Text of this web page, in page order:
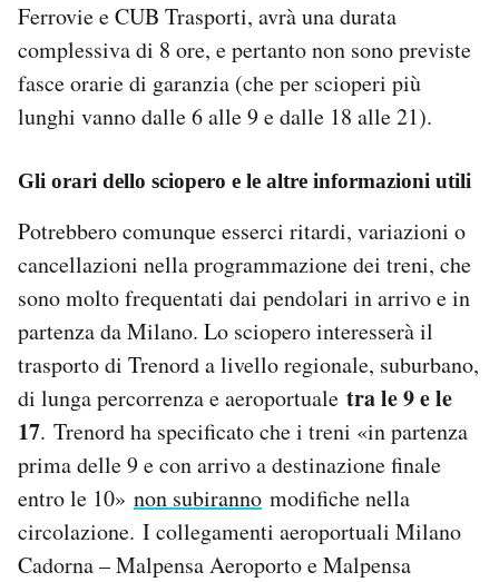
AREA PERSONALE
Area Personale
Notifiche mobile
Hai bisogno di aiuto?
Ferrovie e CUB Trasporti, avrà una durata
complessiva di 8 ore, e pertanto non sono previste
fasce orarie di garanzia (che per scioperi più
lunghi vanno dalle 6 alle 9 e dalle 18 alle 21).
Gli orari dello sciopero e le altre informazioni utili
Potrebbero comunque esserci ritardi, variazioni o
cancellazioni nella programmazione dei treni, che
sono molto frequentati dai pendolari in arrivo e in
partenza da Milano. Lo sciopero interesserà il
trasporto di Trenord a livello regionale, suburbano,
di lunga percorrenza e aeroportuale tra le 9 e le
17. Trenord ha specificato che i treni «in partenza
prima delle 9 e con arrivo a destinazione finale
entro le 10» non subiranno modifiche nella
circolazione. I collegamenti aeroportuali Milano
Cadorna – Malpensa Aeroporto e Malpensa